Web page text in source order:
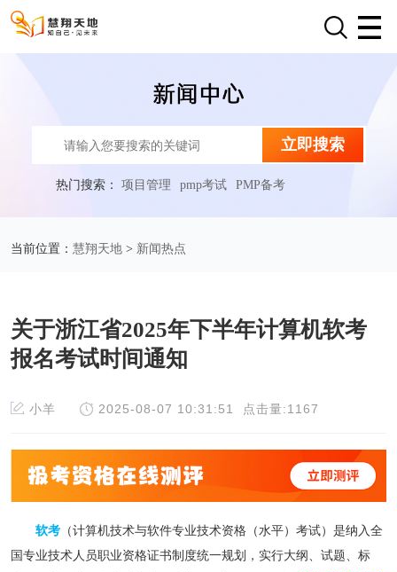
立即搜索
热门搜索：项目管理 pmp考试 PMP备考
当前位置： 慧翔天地> 新闻热点
关于浙江省2025年下半年计算机软考
报名考试时间通知
小羊 2025-08-07 10:31:51 点击量:1167
软考（计算机技术与软件专业技术资格（水平）考试）是纳入全
国专业技术人员职业资格证书制度统一规划，实行大纲、试题、标